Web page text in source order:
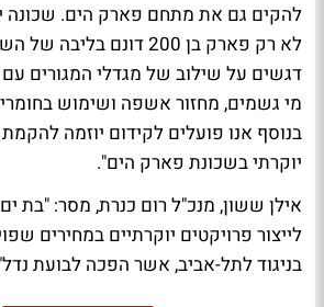
להקים גם את מתחם פארק הים. שכונה
לא רק פארק בן 200 דונם
דגשים על שילוב של מגדלי המגורים
מי גשמים, מחזור אשפה ושימוש בחומרי
בנוסף אנו פועלים לקידום יוזמה
יוקרתי בשכונת פארק הים".
אילן ששון, מנכ"ל רום כנרת, מסר: "בת
לייצור פרויקטים יוקרתיים במחירים
בניגוד לתל-אביב, אשר הפכה לבועת